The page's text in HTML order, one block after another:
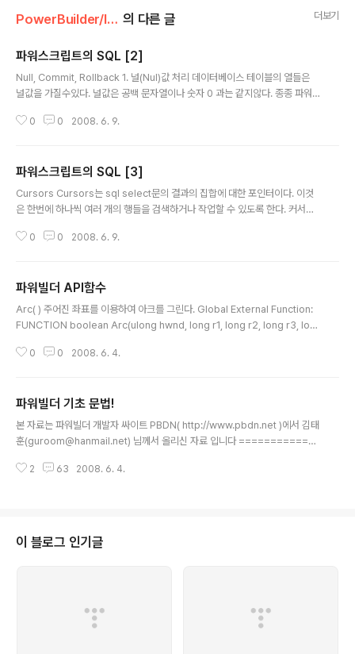
PowerBuilder/lecture 의 다른 글 더보기
파워스크립트의 SQL [2]
Null, Commit, Rollback 1. 널(Nul)값 처리 데이터베이스 테이블의 열들은
널값을 가질수있다. 널값은 공백 문자열이나 숫자 0 과는 같지않다. 종종 파워
에서의 예) ........... WHERE ... IS NULL;, 또는...............WHERE ... IS NOT N
워스크립트 산술연산에서의 널값 널값을 가지고 산술연산을 하면 그 결과 역시
널값이 된다. ex) IF ..
0 0 2008. 6. 9.
파워스크립트의 SQL [3]
Cursors Cursors는 sql select문의 결과의 집합에 대한 포인터이다. 이것
은 한번에 하나씩 여러 개의 행들을 검색하거나 작업할 수 있도록 한다. 커서는
DECLARE - 그 커서의 SELECT 문을 명시한다. . OPEN - 그 커서의 SELEC
RRENT OF cursor - 그 읽어진 행을 삭제한다. . CLOSE - 커서 작업을 종료
한다. 1.DECLARE 모든 변수를 선언하듯이 커서도 사용하기 전에 반드시 선언
하여야 한다..
0 0 2008. 6. 9.
파워빌더 API함수
Arc( ) 주어진 좌표를 이용하여 아크를 그린다. Global External Function:
FUNCTION boolean Arc(ulong hwnd, long r1, long r2, long r3, lon
t: Boolean rtn ulong l_handle, l_device long lv[8] l_handle = handl
device, lv[1], lv..
0 0 2008. 6. 4.
파워빌더 기초 문법!
본 자료는 파워빌더 개발자 싸이트 PBDN( http://www.pbdn.net )에서 김태
훈(guroom@hanmail.net) 님께서 올리신 자료 입니다 ============
======= [ 파워빌더의 기초문법 ] VC++(OOP개념)과 VB를 합쳐놓은것 1)
에 여러 개의 명령어를 입력하고 싶을 경우 ";"으로 구분한다 ex) a=a+b ; b=
b+1..
2 63 2008. 6. 4.
이 블로그 인기글